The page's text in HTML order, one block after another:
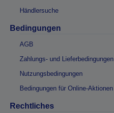
Händlersuche
Bedingungen
AGB
Zahlungs- und Lieferbedingungen
Nutzungsbedingungen
Bedingungen für Online-Aktionen
Rechtliches